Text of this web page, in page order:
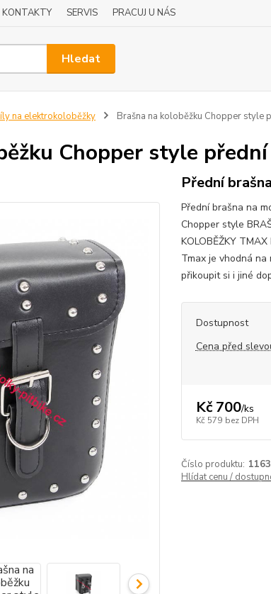
KONTAKTY SERVIS PRACUJ U NÁS
Hledat
na elektrokoloběžky Brašna na koloběžku Chopper style
Chopper style přední
Přední
Přední brašna na
Chopper style
KOLOBĚŽKY
Tmax je vhodná na
přikoupit si i jiné
Dostupnost
Cena před
Kč 700/ks
Kč 579 bez DPH
Číslo produktu: 1163
Hlídat cenu /